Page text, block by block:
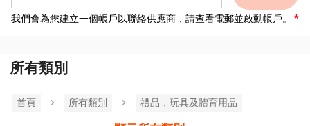
我們會為您建立一個帳戶以聯絡供應商，請查看電郵並啟動帳戶。
所有類別
首頁 所有類別 禮品，玩具及體育用品